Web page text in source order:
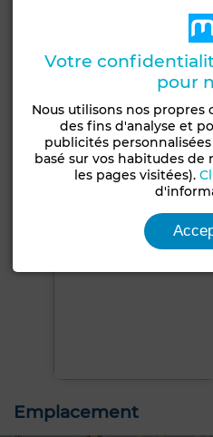
Emplacement
Votre
pour
Nous utilisons nos propres
des fins d'analyse et
publicités
basé sur vos habitudes
les pages visitées).